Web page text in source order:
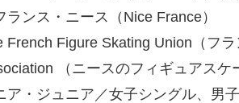
ランス・ニース（Nice France）
French Figure Skating Union（フ
（ニースのフィギュアスケ
ア・ジュニア／女子シングル、男